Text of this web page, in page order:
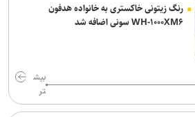
رنگ زیتونی خاکستری به خانواده هدفون
WH-۱۰۰۰XM۶ سونی اضافه شد
بیش
تر